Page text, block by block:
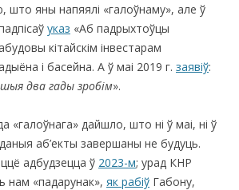
што яны напяялі «галоўнаму», але ў
указ «Аб падрыхтоўцы
кітайскім інвестарам
і басейна. А ў маі 2019 г. заявіў:
два гады зробім».
«галоўнага» дайшло, што ні ў маі, ні ў
аб’екты завершаны не будуць.
адбудзецца ў 2023-м; урад КНР
нам «падарунак», як рабіў Габону,